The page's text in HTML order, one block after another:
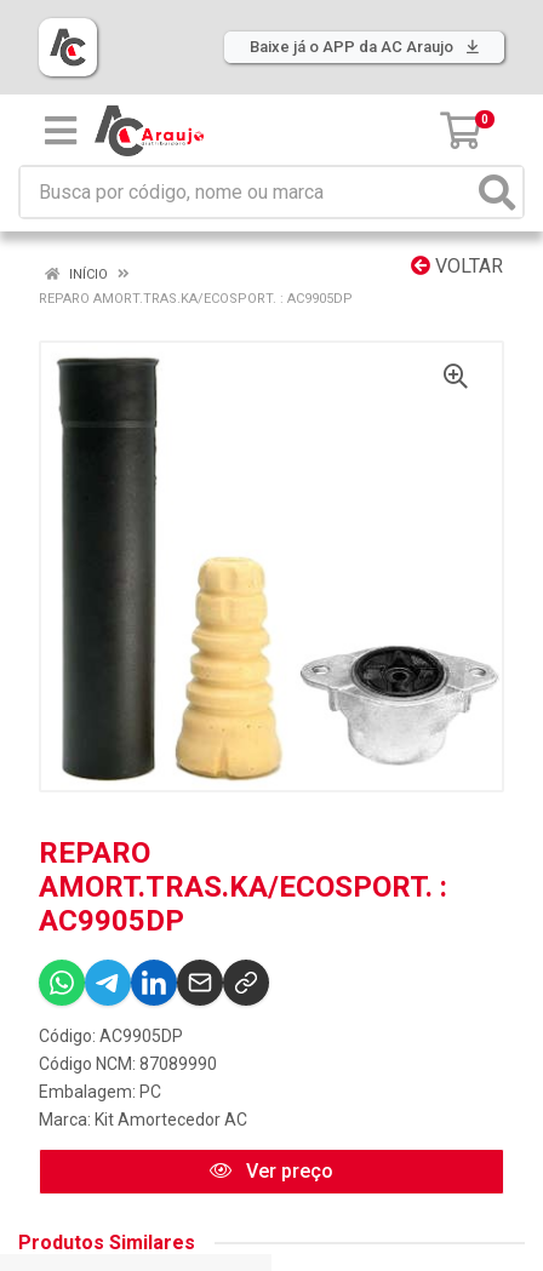
Baixe já o APP da AC Araujo
0
VOLTAR
INÍCIO
REPARO AMORT.TRAS.KA/ECOSPORT. : AC9905DP
REPARO
AMORT.TRAS.KA/ECOSPORT. :
AC9905DP
Código: AC9905DP
Código NCM: 87089990
Embalagem: PC
Marca: Kit Amortecedor AC
Ver preço
Produtos Similares